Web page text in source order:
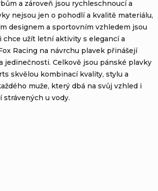
a zároveň jsou rychleschnoucí a
nejsou jen o pohodlí a kvalitě materiálu,
designem a sportovním vzhledem jsou
chce užít letní aktivity s elegancí a
Racing na návrchu plavek přinášejí
jedinečnosti. Celkově jsou pánské plavky
skvělou kombinací kvality, stylu a
muže, který dbá na svůj vzhled i
u vody.